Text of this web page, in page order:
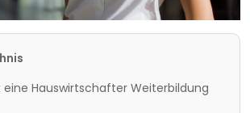
Hauswirtschafter Weiterbildung